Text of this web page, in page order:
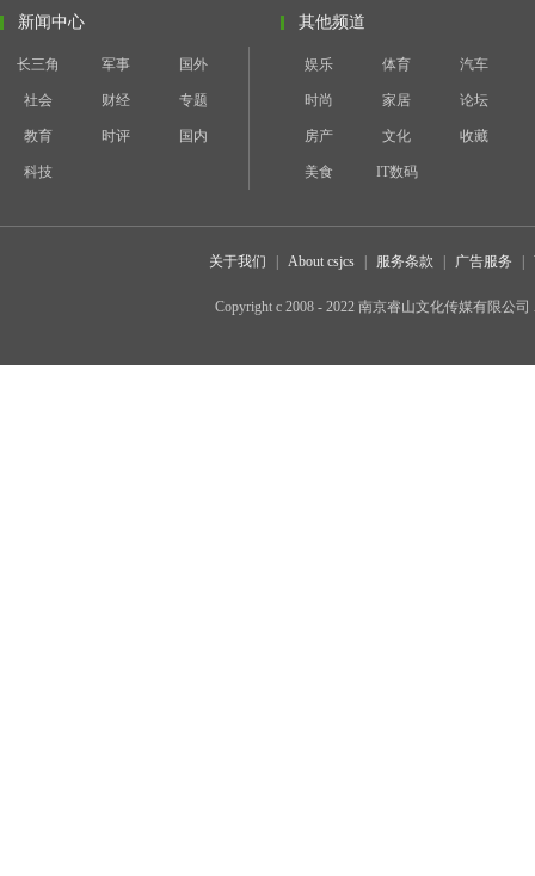
新闻中心
长三角 军事 国外
社会 财经 专题
教育 时评 国内
科技
其他频道
娱乐 体育 汽车
时尚 家居 论坛
房产 文化 收藏
美食 IT数码
关于我们 About csjcs 服务条款 广告服务
Copyright c 2008 - 2022 南京睿山文化传媒有限公司